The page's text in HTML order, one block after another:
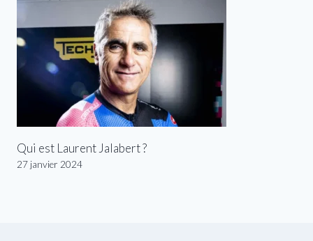
Qui est Laurent Jalabert ?
27 janvier 2024